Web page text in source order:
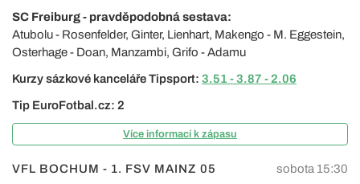
SC Freiburg - pravděpodobná sestava:
Atubolu - Rosenfelder, Ginter, Lienhart, Makengo - M. Eggestein,
Osterhage - Doan, Manzambi, Grifo - Adamu
Kurzy sázkové kanceláře Tipsport: 3.51 - 3.87 - 2.06
Tip EuroFotbal.cz: 2
Více informací k zápasu
VFL BOCHUM - 1. FSV MAINZ 05 sobota 15:30